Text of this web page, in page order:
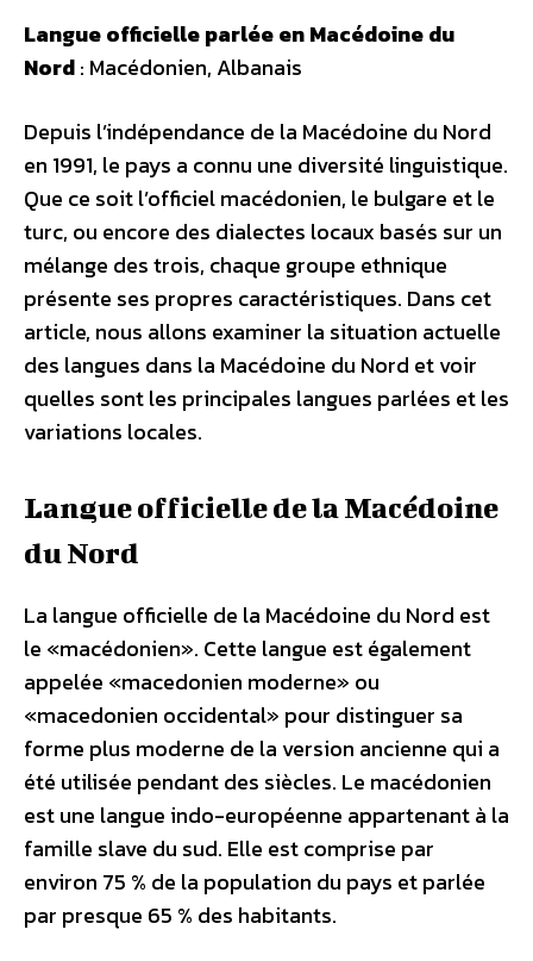
Langue officielle parlée en Macédoine du
Nord: Macédonien, Albanais
Depuis l’indépendance de la Macédoine du Nord
en 1991, le pays a connu une diversité linguistique.
Que ce soit l’officiel macédonien, le bulgare et le
turc, ou encore des dialectes locaux basés sur un
mélange des trois, chaque groupe ethnique
présente ses propres caractéristiques. Dans cet
article, nous allons examiner la situation actuelle
des langues dans la Macédoine du Nord et voir
quelles sont les principales langues parlées et les
variations locales.
Langue officielle de la Macédoine
du Nord
La langue officielle de la Macédoine du Nord est
le «macédonien». Cette langue est également
appelée «macedonien moderne» ou
«macedonien occidental» pour distinguer sa
forme plus moderne de la version ancienne qui a
été utilisée pendant des siècles. Le macédonien
est une langue indo-européenne appartenant à la
famille slave du sud. Elle est comprise par
environ 75 % de la population du pays et parlée
par presque 65 % des habitants.